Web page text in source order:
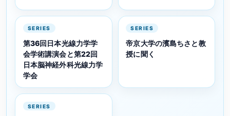
SERIES
第36回日本光線力学学
会学術講演会と第22回
日本脳神経外科光線力学
学会
SERIES
帝京大学の濱島ちさと教
授に聞く
SERIES